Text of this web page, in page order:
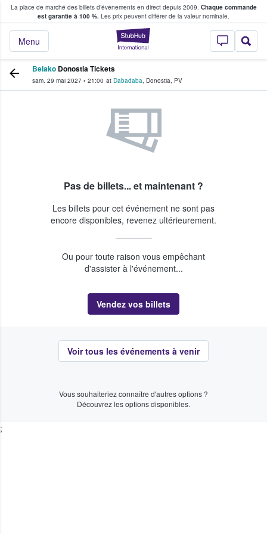
La place de marché des billets d’événements en direct depuis 2009. Chaque commande
est garantie à 100 %. Les prix peuvent différer de la valeur nominale.
StubHub - Où
Menu
fans achètent et vendent des billets
Belako Donostia Tickets
sam. 29 mai 2027 • 21:00 at Dabadaba, Donostia, PV
Pas de billets... et maintenant ?
Les billets pour cet événement ne sont pas
encore disponibles, revenez ultérieurement.
Ou pour toute raison vous empêchant
d'assister à l'événement...
Vendez vos billets
Voir tous les événements à venir
Vous souhaiteriez connaître d'autres options ?
Découvrez les options disponibles.
;